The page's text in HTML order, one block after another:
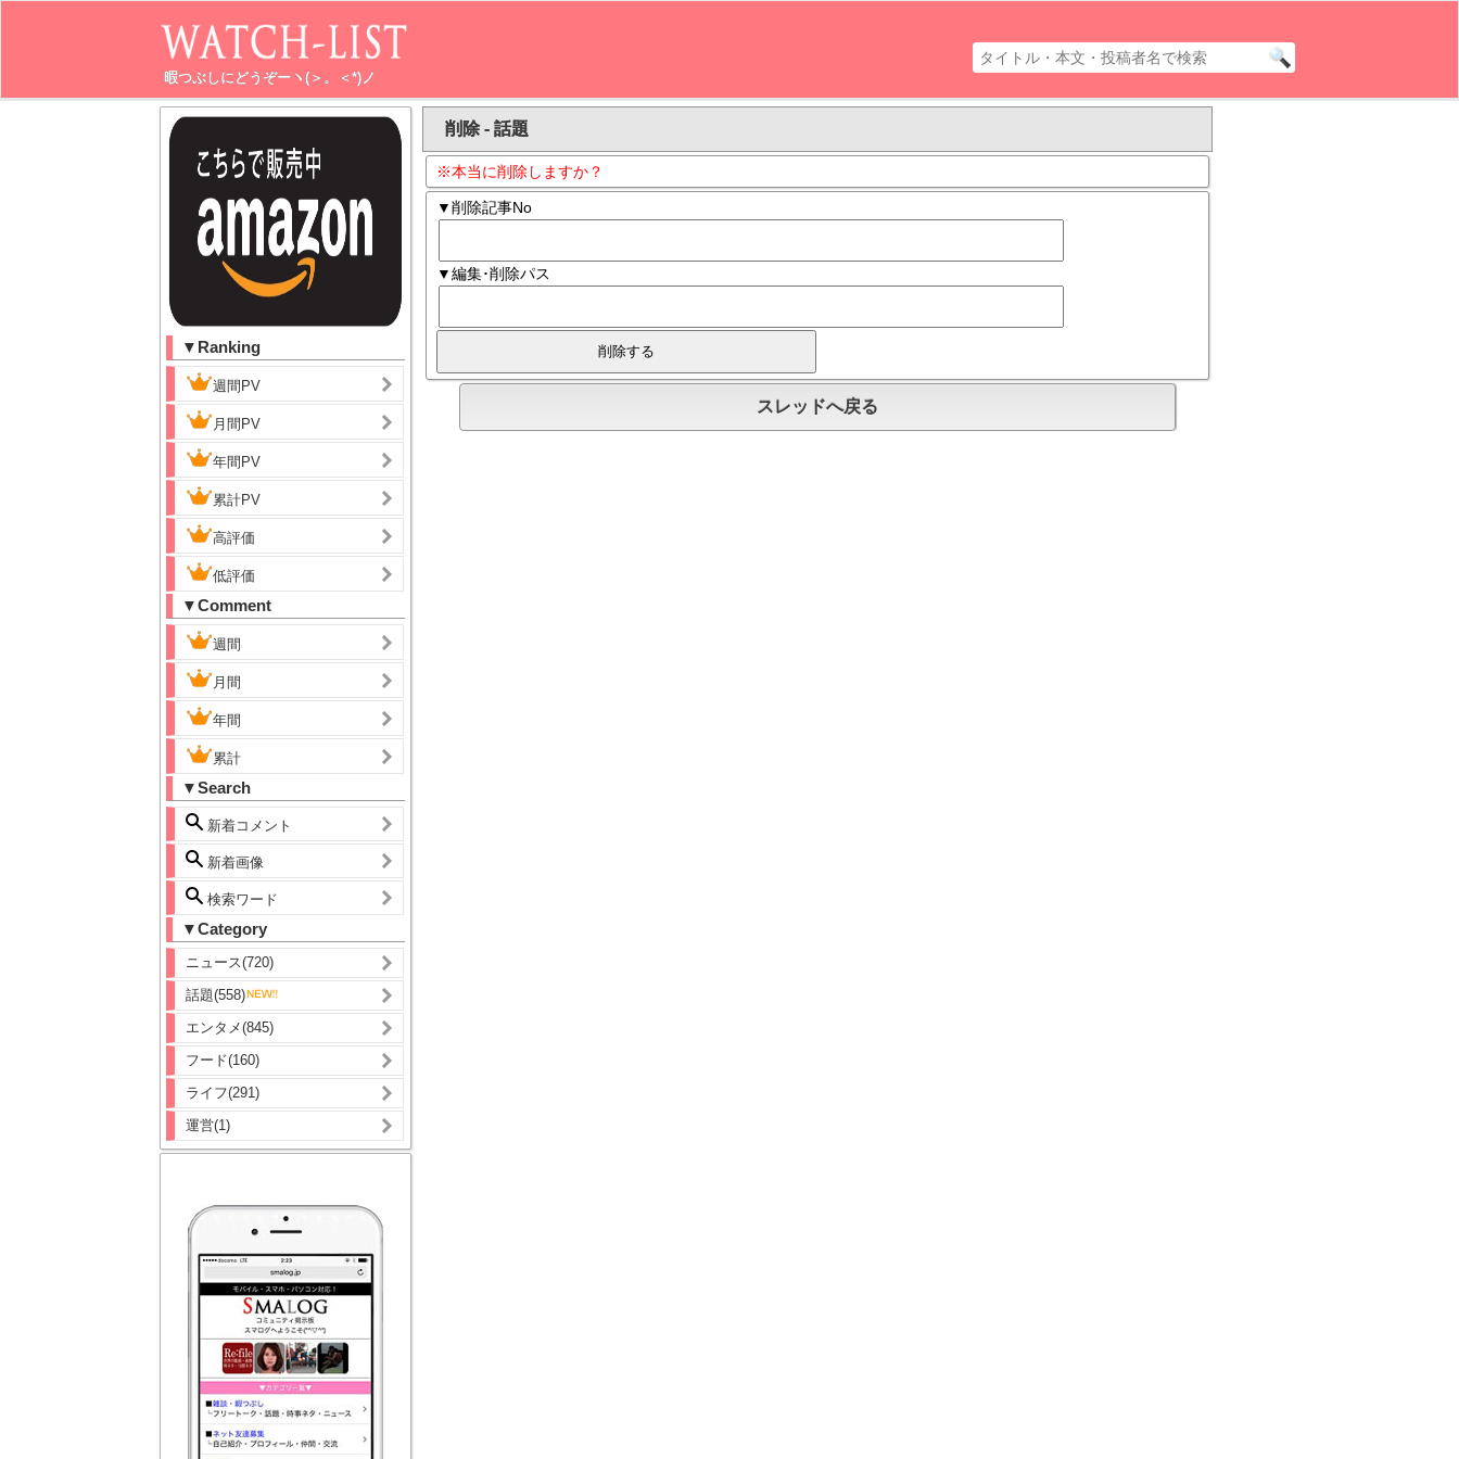
暇つぶしにどうぞーヽ(＞。＜*)ノ
▼Ranking
週間PV
月間PV
年間PV
累計PV
高評価
低評価
▼Comment
週間
月間
年間
累計
▼Search
新着コメント
新着画像
検索ワード
▼Category
ニュース(720)
話題(558)
エンタメ(845)
フード(160)
ライフ(291)
運営(1)
削除 - 話題
※本当に削除しますか？
▼削除記事No
▼編集･削除パス
スレッドへ戻る